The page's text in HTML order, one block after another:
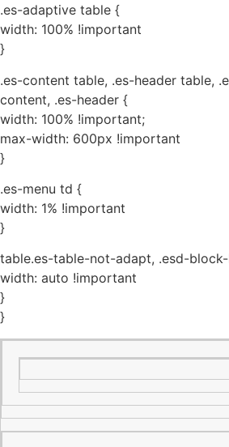
.es-adaptive table {
width: 100% !important
}
.es-content table, .es-header table,
content, .es-header {
width: 100% !important;
max-width: 600px !important
}
.es-menu td {
width: 1% !important
}
table.es-table-not-adapt, .esd-
width: auto !important
}
}